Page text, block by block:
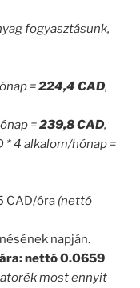
fogyasztásunk,
=224,4 CAD,
=239,8 CAD,
* 4 alkalom/hónap =
CAD/óra (nettó
napján.
nettó 0.0659
most ennyit